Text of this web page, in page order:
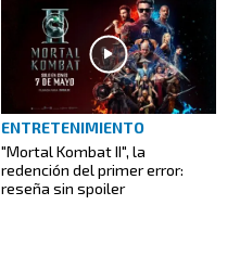
ENTRETENIMIENTO
"Mortal Kombat II", la
redención del primer error:
reseña sin spoiler